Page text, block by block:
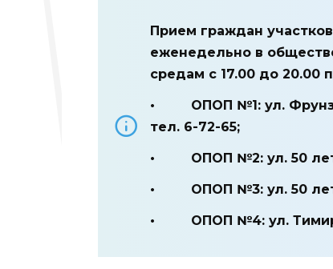
Прием граждан
еженедельно в
средам с 17.00 до
• ОПОП №1: ул. Фрунзе,
тел. 6-72-65;
• ОПОП №2: ул. 50 лет
• ОПОП №3: ул. 50 лет
• ОПОП №4: ул.